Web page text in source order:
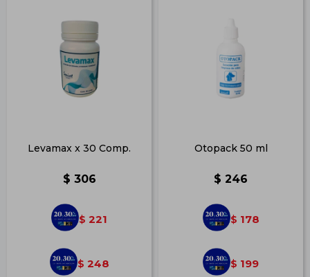
Levamax x 30 Comp.
$ 306
$ 221
$ 248
Otopack 50 ml
$ 246
$ 178
$ 199